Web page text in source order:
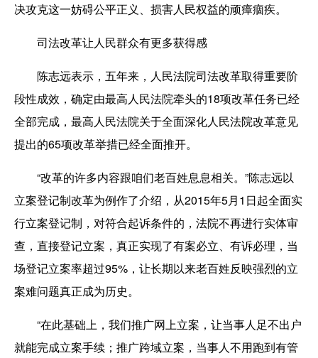
决攻克这一妨碍公平正义、损害人民权益的顽瘴痼疾。
司法改革让人民群众有更多获得感
陈志远表示，五年来，人民法院司法改革取得重要阶
段性成效，确定由最高人民法院牵头的18项改革任务已经
全部完成，最高人民法院关于全面深化人民法院改革意见
提出的65项改革举措已经全面推开。
“改革的许多内容跟咱们老百姓息息相关。”陈志远以
立案登记制改革为例作了介绍，从2015年5月1日起全面实
行立案登记制，对符合起诉条件的，法院不再进行实体审
查，直接登记立案，真正实现了有案必立、有诉必理，当
场登记立案率超过95%，让长期以来老百姓反映强烈的立
案难问题真正成为历史。
“在此基础上，我们推广网上立案，让当事人足不出户
就能完成立案手续；推广跨域立案，当事人不用跑到有管